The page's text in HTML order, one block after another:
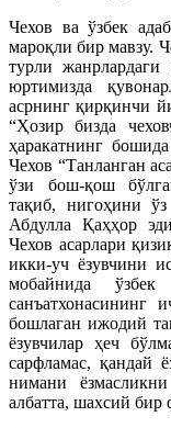
Чехов ва ўзбек
мароқли бир мавзу.
турли
юртимизда
асрнинг қирқинчи
“Ҳозир бизда
ҳаракатнинг
Чехов “Танланган
ўзи бош-қош
тақиб, нигоҳини
Абдулла Қаҳҳор
Чехов асарлари
икки-уч ёзувчини
мобайнида
санъатхонасининг
бошлаган ижодий
ёзувчилар ҳеч
сарфламас, қандай
нимани
албатта, шахсий